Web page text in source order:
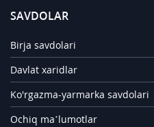
SAVDOLAR
Birja savdolari
Davlat xaridlar
Ko'rgazma-yarmarka savdolari
Ochiq ma’lumotlar